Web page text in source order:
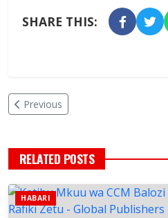
SHARE THIS:
Previous
RELATED POSTS
HABARI